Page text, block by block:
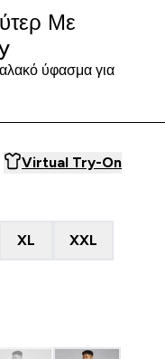
Με
ύφασμα για
Virtual Try-On
XL XXL